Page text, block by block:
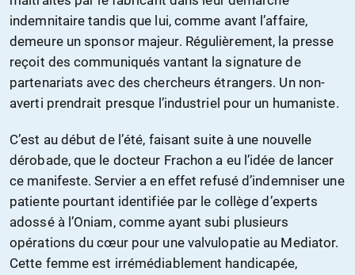
indemnitaire tandis que lui, comme avant l’affaire,
demeure un sponsor majeur. Régulièrement, la presse
reçoit des communiqués vantant la signature de
partenariats avec des chercheurs étrangers. Un non-
averti prendrait presque l’industriel pour un humaniste.
C’est au début de l’été, faisant suite à une nouvelle
dérobade, que le docteur Frachon a eu l’idée de lancer
ce manifeste. Servier a en effet refusé d’indemniser une
patiente pourtant identifiée par le collège d’experts
adossé à l’Oniam, comme ayant subi plusieurs
opérations du cœur pour une valvulopatie au Mediator.
Cette femme est irrémédiablement handicapée,